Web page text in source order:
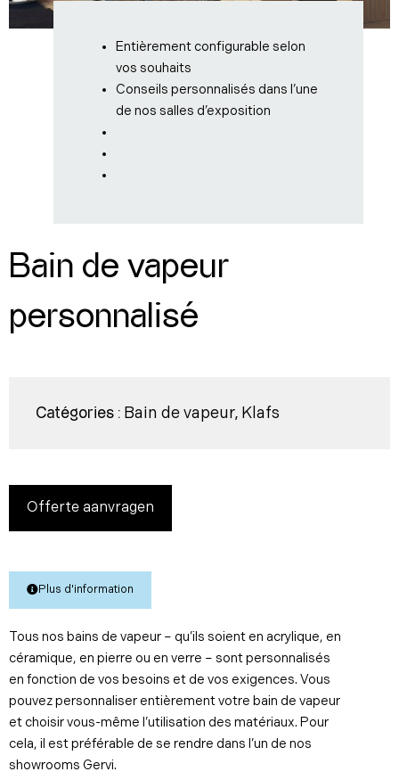
Bain de vapeur
personnalisé
Catégories : Bain de vapeur, Klafs
Offerte aanvragen
Plus d'information
Tous nos bains de vapeur – qu’ils soient en acrylique, en
céramique, en pierre ou en verre – sont personnalisés
en fonction de vos besoins et de vos exigences. Vous
pouvez personnaliser entièrement votre bain de vapeur
et choisir vous-même l’utilisation des matériaux. Pour
cela, il est préférable de se rendre dans l’un de nos
showrooms Gervi.
Entièrement configurable selon
vos souhaits
Conseils personnalisés dans l’une
de nos salles d’exposition